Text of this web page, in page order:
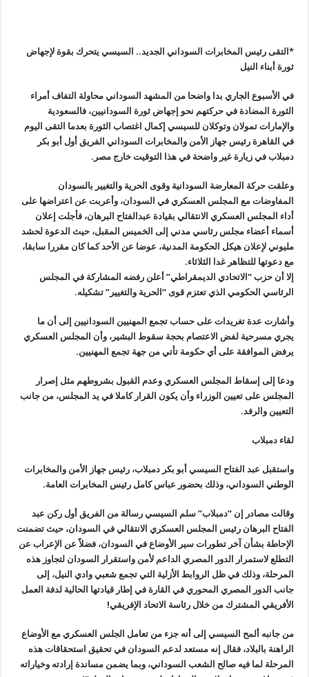
* التقى رئيس المخابرات السوداني الجديد.. السيسي يتحرك بقوة لإجهاض
ثورة أبناء النيل
في الأسبوع الجاري بدا واضحا من المشهد السوداني محاولة التفاف أمراء
الثورة المضادة في حركتهم نحو إجهاض ثورة السودانيين، فالسعودية
والإمارات تمولان وتوكلان للسيسي إكمال اغتصاب الثورة بعدما التقى اليوم
في القاهرة رئيس جهاز الأمن والمخابرات السوداني الفريق أول أبو بكر
دمبلاب في زيارة غير واضحة في هذا التوقيت خارج مصر.
وعلقت حركة المعارضة السودانية وقوى الحرية والتغيير بالسودان
المفاوضات مع المجلس العسكري في السودان، وأعربت عن اعتراضها على
أداء المجلس العسكري الانتقالي بقيادة عبدالفتاح البرهان، فأجلت إعلان
أسماء أعضاء مجلس رئاسي مدني إلى الخميس المقبل، حيث الدعوة لحشد
مليوني لإعلان هيكل الحكومة المدنية، عوضا عن الأحد كما كان مقررا سابقا،
مع دعوتها للتظاهر غدا الثلاثاء.
إلا أن حزب “الاتحادي الديمقراطي” أعلن رفضه المشاركة في المجلس
الرئاسي الحكومي الذي تعتزم قوى “الحرية والتغيير” تشكيله.
وأشارت عدة تغريدات على حساب تجمع المهنيين السودانيين إلى أن ما
يجري مسرحية لفض الاعتصام بحجة سقوط البشير، وأن المجلس العسكري
يرفض الموافقة على أي حكومة تأتي من جهة تجمع المهنيين.
ودعا إلى إسقاط المجلس العسكري وعدم القبول بشروطهم مثل إصرار
المجلس على تعيين الوزراء وأن يكون القرار كاملا في يد المجلس، من جانب
التعيين والرفد.
لقاء دمبلاب
واستقبل عبد الفتاح السيسي أبو بكر دمبلاب، رئيس جهاز الأمن والمخابرات
الوطني السوداني، وذلك بحضور عباس كامل رئيس المخابرات العامة.
وقالت مصادر إن “دمبلاب” سلم السيسي رسالة من الفريق أول ركن عبد
الفتاح البرهان رئيس المجلس العسكري الانتقالي في السودان، حيث تضمنت
الإحاطة بشأن آخر تطورات سير الأوضاع في السودان، فضلاً عن الإعراب عن
التطلع لاستمرار الدور المصري الداعم لأمن واستقرار السودان لتجاوز هذه
المرحلة، وذلك في ظل الروابط الأزلية التي تجمع شعبي وادي النيل، إلى
جانب الدور المصري المحوري في القارة في إطار قيادتها الحالية لدفة العمل
الأفريقي المشترك من خلال رئاسة الاتحاد الإفريقي!
من جانبه ألمح السيسي إلى أنه جزء من تعامل الجلس العسكري مع الأوضاع
الراهنة بالبلاد، فقال إنه مستعد لدعم السودان في تحقيق استحقاقات هذه
المرحلة لما فيه صالح الشعب السوداني، وبما يضمن مساندة إرادته وخياراته